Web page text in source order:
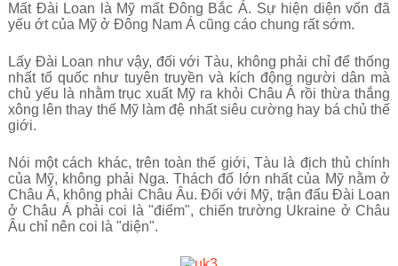
Mất Đài Loan là Mỹ mất Đông Bắc Á. Sự hiện diện vốn đã
yếu ớt của Mỹ ở Đông Nam Á cũng cáo chung rất sớm.
Lấy Đài Loan như vậy, đối với Tàu, không phải chỉ để thống
nhất tổ quốc như tuyên truyền và kích động người dân mà
chủ yếu là nhằm trục xuất Mỹ ra khỏi Châu Á rồi thừa thắng
xông lên thay thế Mỹ làm đệ nhất siêu cường hay bá chủ thế
giới.
Nói một cách khác, trên toàn thế giới, Tàu là địch thủ chính
của Mỹ, không phải Nga. Thách đố lớn nhất của Mỹ nằm ở
Châu Á, không phải Châu Âu. Đối với Mỹ, trận đấu Đài Loan
ở Châu Á phải coi là "điểm", chiến trường Ukraine ở Châu
Âu chỉ nên coi là "diện".